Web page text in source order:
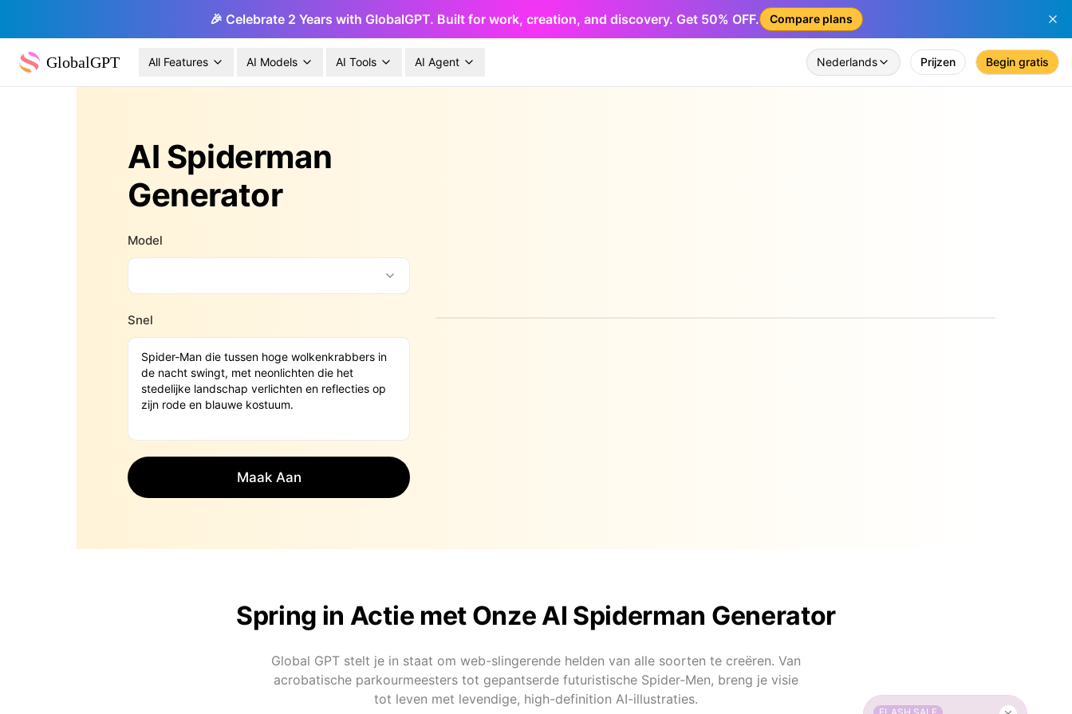
🎉 Celebrate 2 Years with GlobalGPT. Built for work, creation, and discovery. Get 50% OFF. Compare plans
GlobalGPT All Features AI Models AI Tools AI Agent Nederlands Prijzen Begin gratis
AI Spiderman
Generator
Model
Snel
Maak Aan
Spring in Actie met Onze AI Spiderman Generator
Global GPT stelt je in staat om web-slingerende helden van alle soorten te creëren. Van
acrobatische parkourmeesters tot gepantserde futuristische Spider-Men, breng je visie
tot leven met levendige, high-definition AI-illustraties.